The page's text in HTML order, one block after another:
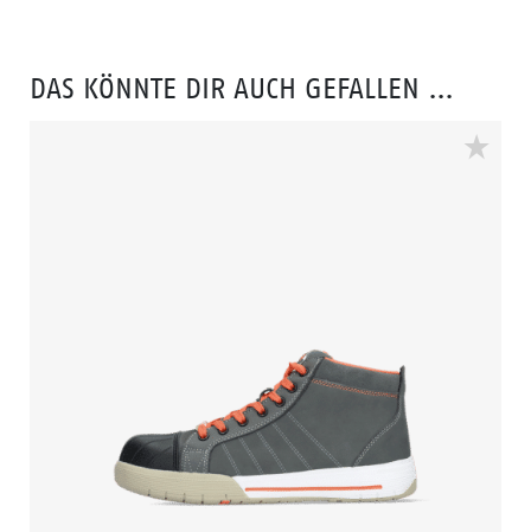
DAS KÖNNTE DIR AUCH GEFALLEN …